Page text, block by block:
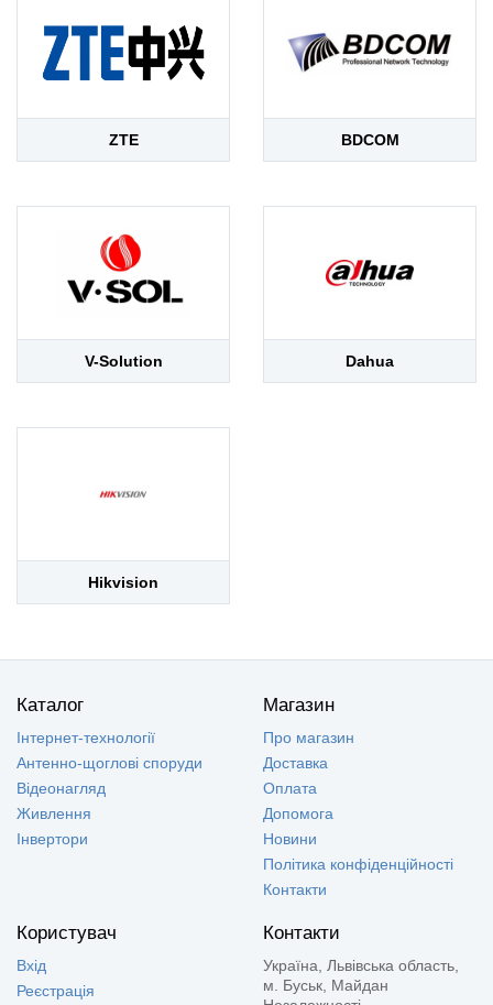
ZTE BDCOM
V-Solution Dahua
Hikvision
Каталог
Інтернет-технології
Антенно-щоглові споруди
Відеонагляд
Живлення
Інвертори
Магазин
Про магазин
Доставка
Оплата
Допомога
Новини
Політика конфіденційності
Контакти
Користувач
Вхід
Реєстрація
Контакти
Україна, Львівська область,
м. Буськ, Майдан